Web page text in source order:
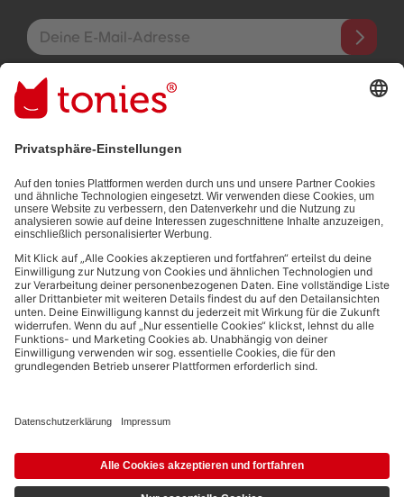
E-Mail-Addresse
Mit dem Absenden abonnierst du unseren E-Mail-Newsletter, der
auf den von dir bereitgestellten Informationen (z.B. Account-
informationen) und den von dir zu Werbezwecken bereitgestellten
Datenschutzbestimmungen.
Bezahlmethoden:
Links zu sozialen Netzwerken
Die Nutzung der Inhalte für Text- und Data-Mining von (generativen) KI
Zusammenhang ausdrücklich vorbehalten und daher verboten.